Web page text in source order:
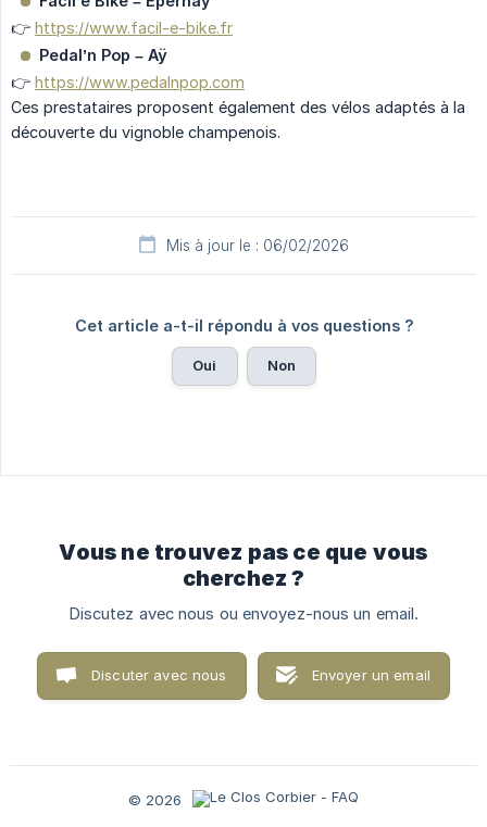
👉 https://www.facil-e-bike.fr
Pedal’n Pop – Aÿ
👉 https://www.pedalnpop.com
Ces prestataires proposent également des vélos adaptés à la
découverte du vignoble champenois.
Mis à jour le : 06/02/2026
Cet article a-t-il répondu à vos questions ?
Oui Non
Vous ne trouvez pas ce que vous
cherchez ?
Discutez avec nous ou envoyez-nous un email.
Discuter avec nous Envoyer un email
© 2026